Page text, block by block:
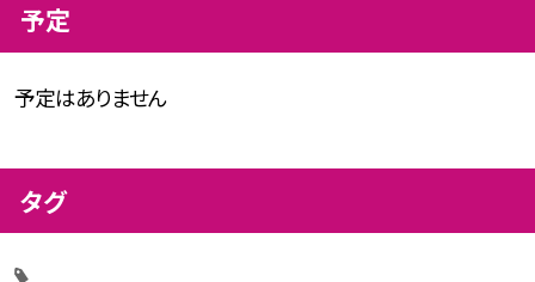
予定
予定はありません
タグ